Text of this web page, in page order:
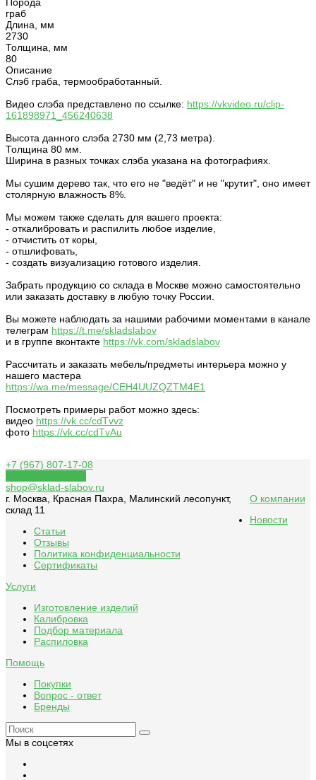
граб
Длина, мм
2730
Толщина, мм
80
Описание
Слэб граба, термообработанный.
Видео слэба представлено по ссылке: https://vkvideo.ru/clip-
161898971_456240638
Высота данного слэба 2730 мм (2,73 метра).
Толщина 80 мм.
Ширина в разных точках слэба указана на фотографиях.
Мы сушим дерево так, что его не "ведёт" и не "крутит", оно имеет
столярную влажность 8%.
Мы можем также сделать для вашего проекта:
- откалибровать и распилить любое изделие,
- отчистить от коры,
- отшлифовать,
- создать визуализацию готового изделия.
Забрать продукцию со склада в Москве можно самостоятельно
или заказать доставку в любую точку России.
Вы можете наблюдать за нашими рабочими моментами в канале
телеграм https://t.me/skladslabov
и в группе вконтакте https://vk.com/skladslabov
Рассчитать и заказать мебель/предметы интерьера можно у
нашего мастера
https://wa.me/message/CEH4UUZQZTM4E1
Посмотреть примеры работ можно здесь:
видео https://vk.cc/cdTvvz
фото https://vk.cc/cdTvAu
+7 (967) 807-17-08
shop@sklad-slabov.ru
г. Москва, Красная Пахра, Малинский лесопункт,
склад 11
О компании
Новости
Статьи
Отзывы
Политика конфиденциальности
Сертификаты
Услуги
Изготовление изделий
Калибровка
Подбор материала
Распиловка
Помощь
Покупки
Вопрос - ответ
Бренды
Мы в соцсетях